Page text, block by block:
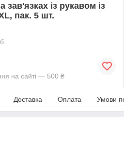
зав'язках із рукавом із
пак. 5 шт.
на сайті — 500 ₴
Доставка Оплата Умови